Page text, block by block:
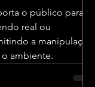
o público para
real ou
a manipulação
ambiente.